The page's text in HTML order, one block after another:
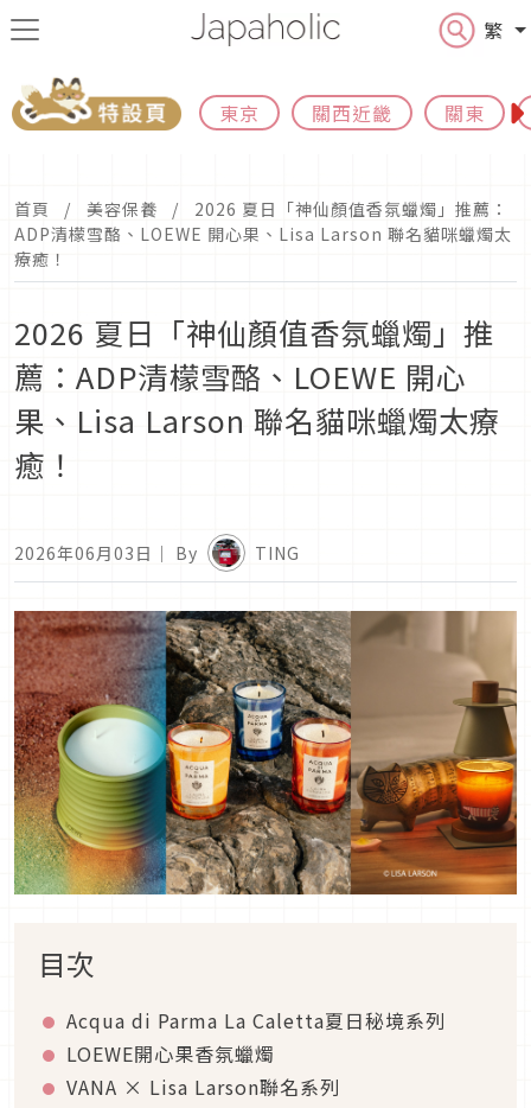
繁
東京 關西近畿 關東
首頁 美容保養
2026 夏日「神仙顏值香氛蠟燭」推薦：
ADP清檬雪酪、LOEWE 開心果、Lisa Larson 聯名貓咪蠟燭太
療癒！
2026 夏日「神仙顏值香氛蠟燭」推
薦：ADP清檬雪酪、LOEWE 開心
果、Lisa Larson 聯名貓咪蠟燭太療
癒！
2026年06月03日 ｜ By TING
目次
Acqua di Parma La Caletta夏日秘境系列
LOEWE開心果香氛蠟燭
VANA × Lisa Larson聯名系列